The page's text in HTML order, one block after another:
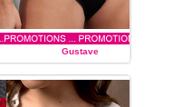
Gustave
EMPREINTE